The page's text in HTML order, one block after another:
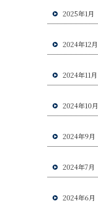
2025年1月
2024年12月
2024年11月
2024年10月
2024年9月
2024年7月
2024年6月